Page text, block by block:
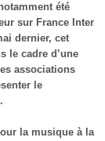
été
sur France Inter
dernier, cet
le cadre d’une
associations
le
la musique à la